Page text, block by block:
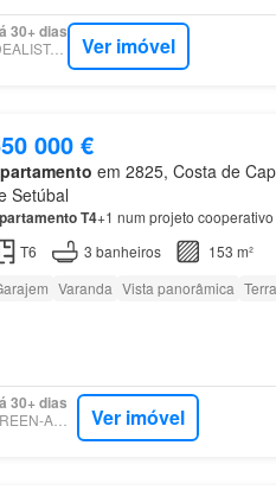
30+ dias
IDEALISTA.PT Ver imóvel
000 €
em 2825, Costa de
Setúbal
T4+1 num projeto cooperativo
T6
3 banheiros
153 m²
Varanda Vista panorâmica
30+ dias
GREEN-ACRES Ver imóvel